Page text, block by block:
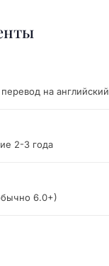
на английский
2-3 года
6.0+)